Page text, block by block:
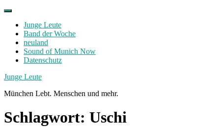
Skip
contentJunge Leute
Band der Woche
neuland
Sound of Munich Now
Datenschutz
Facebook
Twitter
Instagram
Junge Leute
München Lebt. Menschen und mehr.
Schlagwort: Uschi